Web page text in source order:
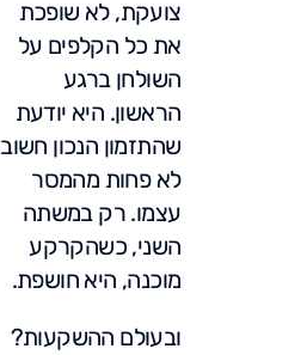
צועקת, לא שופכת
את כל הקלפים על
השולחן ברגע
הראשון. היא יודעת
שהתזמון הנכון חשוב
לא פחות מהמסר
עצמו. רק במשתה
השני, כשהקרקע
מוכנה, היא חושפת.
ובעולם ההשקעות?